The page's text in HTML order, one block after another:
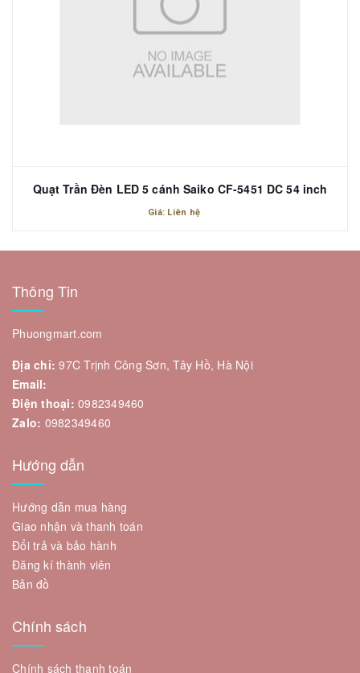
Quạt Trần Đèn LED 5 cánh Saiko CF-5451 DC 54 inch
Giá: Liên hệ
Thông Tin
Phuongmart.com
Địa chỉ: 97C Trịnh Công Sơn, Tây Hồ, Hà Nội
Email:
Điện thoại: 0982349460
Zalo: 0982349460
Hướng dẫn
Hướng dẫn mua hàng
Giao nhận và thanh toán
Đổi trả và bảo hành
Đăng kí thành viên
Bản đồ
Chính sách
Chính sách thanh toán